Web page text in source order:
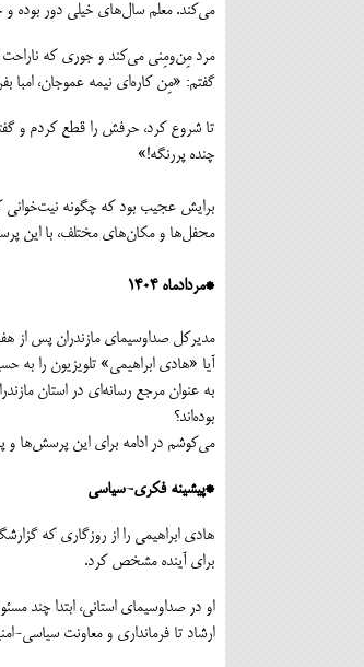
می‌کند. معلم سال‌های خیلی دور بوده و
مرد مِن‌ومِنی می‌کند و جوری که ناراحت
گفتم: «مِن کاره‌ای نیمه عموجان، امبا
تا شروع کرد، حرفش را قطع کردم و
چنده پررنگه!»
برایش عجیب بود که چگونه نیت‌خوانی
محفل‌ها و مکان‌های مختلف، با این
*مردادماه 1404
مدیرکل صداوسیمای مازندران پس از
آیا «هادی ابراهیمی» تلویزیون را به
به عنوان مرجع رسانه‌ای در استان
بوده‌اند؟
می‌کوشم در ادامه برای این پرسش‌ها و
*پیشینه فکری-سیاسی
هادی ابراهیمی را از روزگاری که
برای آینده مشخص کرد.
او در صداوسیمای استانی، ابتدا چند
ارشاد تا فرمانداری و معاونت سیاسی-